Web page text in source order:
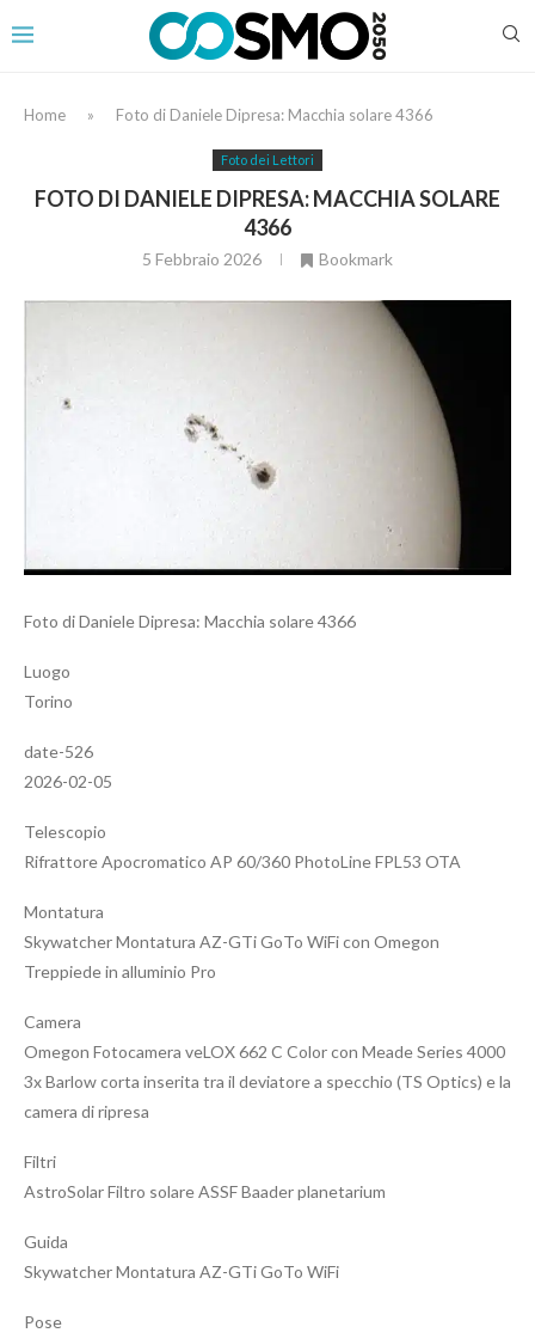
Home » Foto di Daniele Dipresa: Macchia solare 4366
Foto dei Lettori
FOTO DI DANIELE DIPRESA: MACCHIA SOLARE
4366
5 Febbraio 2026 Bookmark
Foto di Daniele Dipresa: Macchia solare 4366
Luogo
Torino
date-526
2026-02-05
Telescopio
Rifrattore Apocromatico AP 60/360 PhotoLine FPL53 OTA
Montatura
Skywatcher Montatura AZ-GTi GoTo WiFi con Omegon
Treppiede in alluminio Pro
Camera
Omegon Fotocamera veLOX 662 C Color con Meade Series 4000
3x Barlow corta inserita tra il deviatore a specchio (TS Optics) e la
camera di ripresa
Filtri
AstroSolar Filtro solare ASSF Baader planetarium
Guida
Skywatcher Montatura AZ-GTi GoTo WiFi
Pose